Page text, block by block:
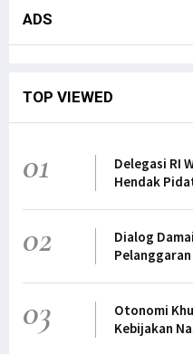
ADS
TOP VIEWED
01
Delegasi RI
Hendak
02
Dialog
Pelanggaran
03
Otonomi
Kebijakan